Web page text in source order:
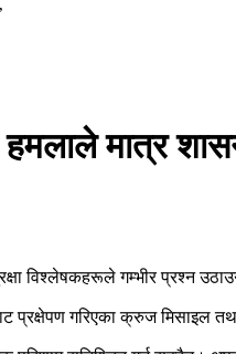
हमलाले मात्र
विश्लेषकहरूले गम्भीर प्रश्न
प्रक्षेपण गरिएका क्रुज